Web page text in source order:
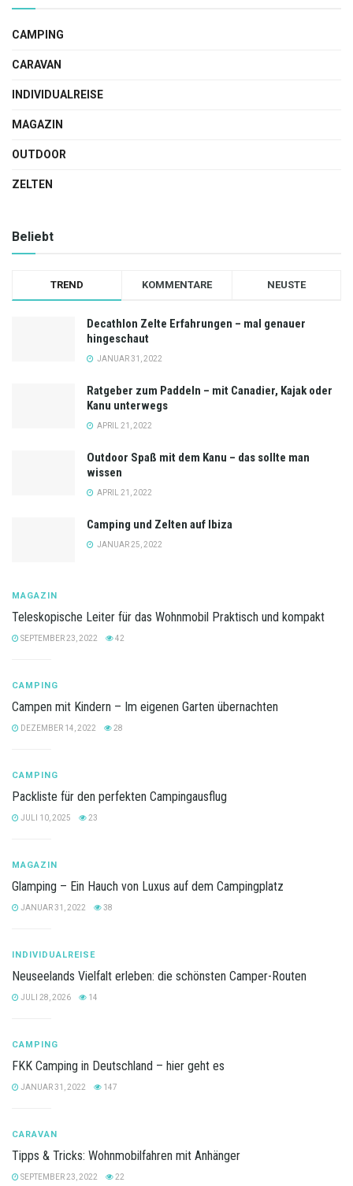
CAMPING
CARAVAN
INDIVIDUALREISE
MAGAZIN
OUTDOOR
ZELTEN
Beliebt
TREND KOMMENTARE NEUSTE
Decathlon Zelte Erfahrungen – mal genauer
hingeschaut
JANUAR 31, 2022
Ratgeber zum Paddeln – mit Canadier, Kajak oder
Kanu unterwegs
APRIL 21, 2022
Outdoor Spaß mit dem Kanu – das sollte man
wissen
APRIL 21, 2022
Camping und Zelten auf Ibiza
JANUAR 25, 2022
MAGAZIN
Teleskopische Leiter für das Wohnmobil Praktisch und kompakt
SEPTEMBER 23, 2022 42
CAMPING
Campen mit Kindern – Im eigenen Garten übernachten
DEZEMBER 14, 2022 28
CAMPING
Packliste für den perfekten Campingausflug
JULI 10, 2025 23
MAGAZIN
Glamping – Ein Hauch von Luxus auf dem Campingplatz
JANUAR 31, 2022 38
INDIVIDUALREISE
Neuseelands Vielfalt erleben: die schönsten Camper-Routen
JULI 28, 2026 14
CAMPING
FKK Camping in Deutschland – hier geht es
JANUAR 31, 2022 147
CARAVAN
Tipps & Tricks: Wohnmobilfahren mit Anhänger
SEPTEMBER 23, 2022 22